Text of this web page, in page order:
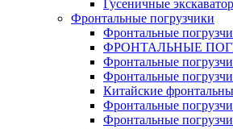
Гусеничные
Фронтальные погрузчики
Фронтальные
ФРОНТАЛЬНЫЕ
Фронтальные
Фронтальные
Китайские
Фронтальные
Фронтальные